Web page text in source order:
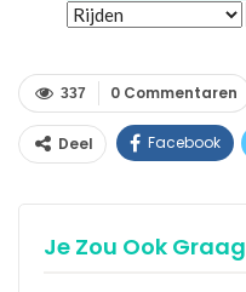
0 Commentaren
337
Deel Facebook
Je Zou Ook Graag